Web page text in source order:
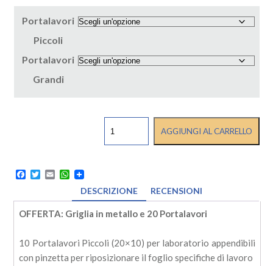
Portalavori
Piccoli
Portalavori
Grandi
e
20
Portalavori
quantità
AGGIUNGI AL CARRELLO
Facebook
TwitterEmailWhatsApp
DESCRIZIONE
RECENSIONI
OFFERTA: Griglia in metallo e 20 Portalavori
10 Portalavori Piccoli (20×10) per laboratorio appendibili
con pinzetta per riposizionare il foglio specifiche di lavoro